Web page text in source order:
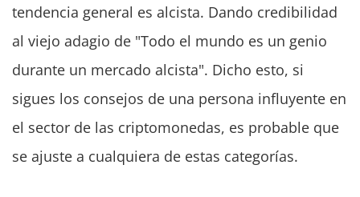
tendencia general es alcista. Dando credibilidad
al viejo adagio de "Todo el mundo es un genio
durante un mercado alcista". Dicho esto, si
sigues los consejos de una persona influyente en
el sector de las criptomonedas, es probable que
se ajuste a cualquiera de estas categorías.